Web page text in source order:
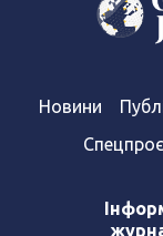
Новини